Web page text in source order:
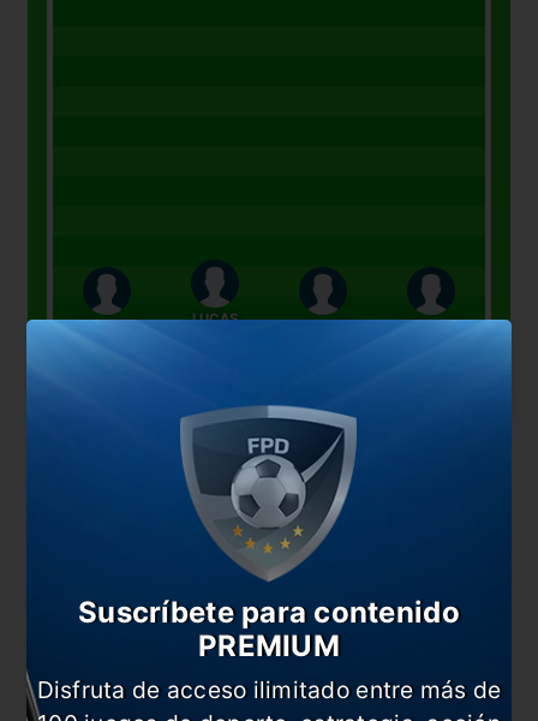
GONZALO LUCAS JAVIER FABRIZIO
Suscríbete para contenido
PREMIUM
Disfruta de acceso ilimitado entre más de